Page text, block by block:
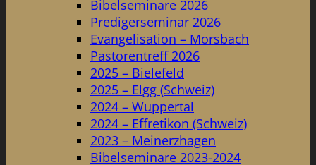
Bibelseminare 2026
Predigerseminar 2026
Evangelisation – Morsbach
Pastorentreff 2026
2025 – Bielefeld
2025 – Elgg (Schweiz)
2024 – Wuppertal
2024 – Effretikon (Schweiz)
2023 – Meinerzhagen
Bibelseminare 2023-2024